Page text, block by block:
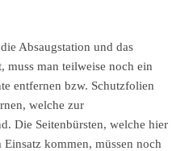
Absaugstation und das
muss man teilweise noch ein
entfernen bzw. Schutzfolien
welche zur
Die Seitenbürsten, welche hier
kommen, müssen noch